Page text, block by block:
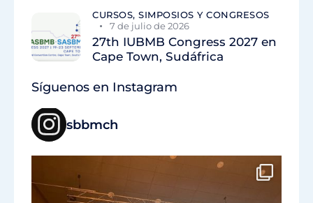
CURSOS, SIMPOSIOS Y CONGRESOS
7 de julio de 2026
27th IUBMB Congress 2027 en
Cape Town, Sudáfrica
Síguenos en Instagram
sbbmch